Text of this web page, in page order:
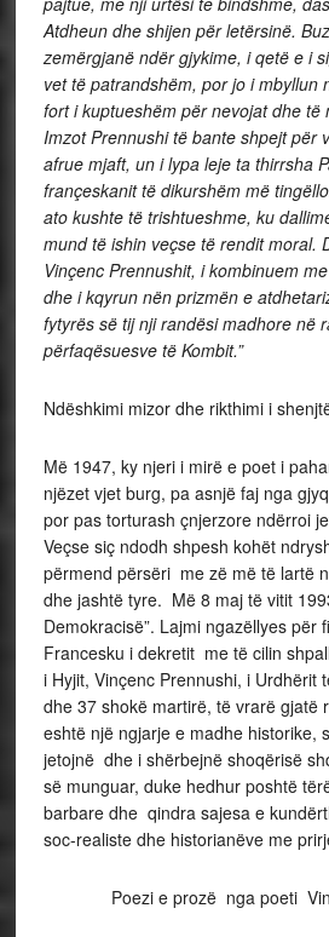
Atdheun dhe shijen për letërsinë.
zemërgjanë ndër gjykime, i qetë e i
vet të patrandshëm, por jo i mbyllun
fort i kuptueshëm për nevojat dhe të
Imzot Prennushi të bante shpejt për
afrue mjaft, un i lypa leje ta thirrsha
françeskanit të dikurshëm më
ato kushte të trishtueshme, ku
mund të ishin veçse të rendit moral.
Vinçenc Prennushit, i kombinuem
dhe i kqyrun nën prizmën e
fytyrës së tij nji randësi madhore në
përfaqësuesve të Kombit.”
Ndëshkimi mizor dhe rikthimi i
Më 1947, ky njeri i mirë e poet i
njëzet vjet burg, pa asnjë faj nga
por pas torturash çnjerzore ndërroi
Veçse siç ndodh shpesh kohët
përmend përsëri me zë më të lartë
dhe jashtë tyre. Më 8 maj të vitit
Demokracisë”. Lajmi ngazëllyes për
Francesku i dekretit me të cilin
i Hyjit, Vinçenc Prennushi, i Urdhërit
dhe 37 shokë martirë, të vrarë gjatë
eshtë një ngjarje e madhe historike,
jetojnë dhe i shërbejnë shoqërisë
së munguar, duke hedhur poshtë
barbare dhe qindra sajesa e
soc-realiste dhe historianëve me
Poezi e prozë nga poeti